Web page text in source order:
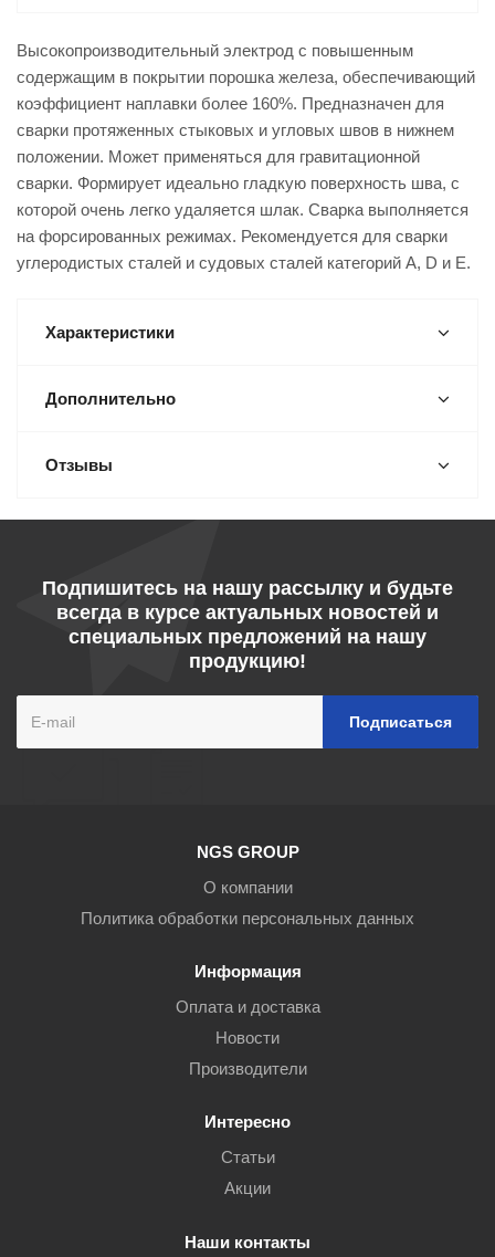
Высокопроизводительный электрод с повышенным
содержащим в покрытии порошка железа, обеспечивающий
коэффициент наплавки более 160%. Предназначен для
сварки протяженных стыковых и угловых швов в нижнем
положении. Может применяться для гравитационной
сварки. Формирует идеально гладкую поверхность шва, с
которой очень легко удаляется шлак. Сварка выполняется
на форсированных режимах. Рекомендуется для сварки
углеродистых сталей и судовых сталей категорий A, D и E.
Характеристики
Дополнительно
Отзывы
Подпишитесь на нашу рассылку и будьте
всегда в курсе актуальных новостей и
специальных предложений на нашу
продукцию!
NGS GROUP
О компании
Политика обработки персональных данных
Информация
Оплата и доставка
Новости
Производители
Интересно
Статьи
Акции
Наши контакты